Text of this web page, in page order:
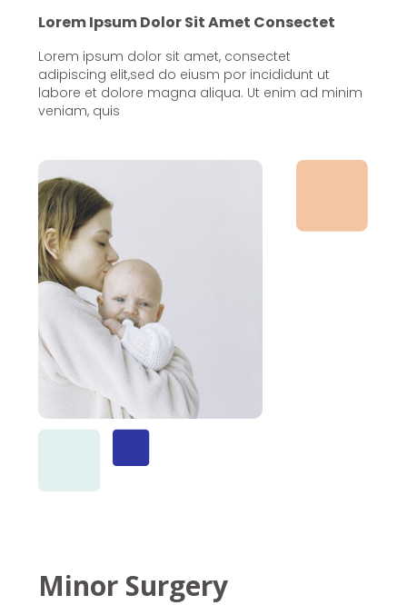
Lorem Ipsum Dolor Sit Amet Consectet
Lorem ipsum dolor sit amet, consectet
adipiscing elit,sed do eiusm por incididunt ut
labore et dolore magna aliqua. Ut enim ad minim
veniam, quis
Minor Surgery